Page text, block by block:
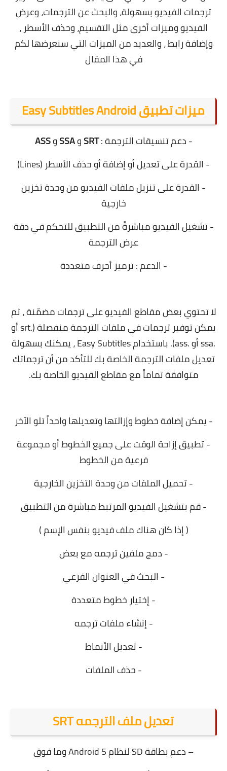
ترجمات الفيديو بسهولة، والبحث عن الترجمات، وعرض
الفيديو وميزات أخرى مثل التقسيم، وحذف الأسطر ،
وإضافة رابط ، والعديد من الميزات التي سنعرضها لكم
في هذا المقال
ميزات تطبيق Easy Subtitles Android
- دعم تنسيقات الترجمة :SRTوSSAوASS
- القدرة على تعديل أو إضافة أو حذف الأسطر (Lines)
- القدرة على تنزيل ملفات الفيديو من وحدة تخزين
خارجية
- تشغيل الفيديو مباشرةً من التطبيق للتحكم في دقة
عرض الترجمة
- الدعم : ترميز أحرف متعددة
لا تحتوي بعض مقاطع الفيديو على ترجمات مضمّنة ، ثم
يمكن توفير ترجمات في ملفات الترجمة منفصلة (.srt أو
.ssa أو .ass). باستخدام Easy Subtitles ، يمكنك بسهولة
تعديل ملفات الترجمة الخاصة بك للتأكد من أن ترجماتك
متوافقة تماماً مع مقاطع الفيديو الخاصة بك.
- يمكن إضافة خطوط وإزالتها وتعديلها واحداً تلو الآخر
- تطبيق إزاحة الوقت على جميع الخطوط أو مجموعة
فرعية من الخطوط
- تحميل الملفات من وحدة التخزين الخارجية
- قم بتشغيل الفيديو المرتبط مباشرة من التطبيق
( إذا كان هناك ملف فيديو بنفس الإسم )
- دمج ملفين ترجمه مع بعض
- البحث في العنوان الفرعي
- إختيار خطوط متعددة
- إنشاء ملفات ترجمه
- تعديل الأنماط
- حذف الملفات
تعديل ملف الترجمه SRT
– دعم بطاقة SD لنظام Android 5 وما فوق